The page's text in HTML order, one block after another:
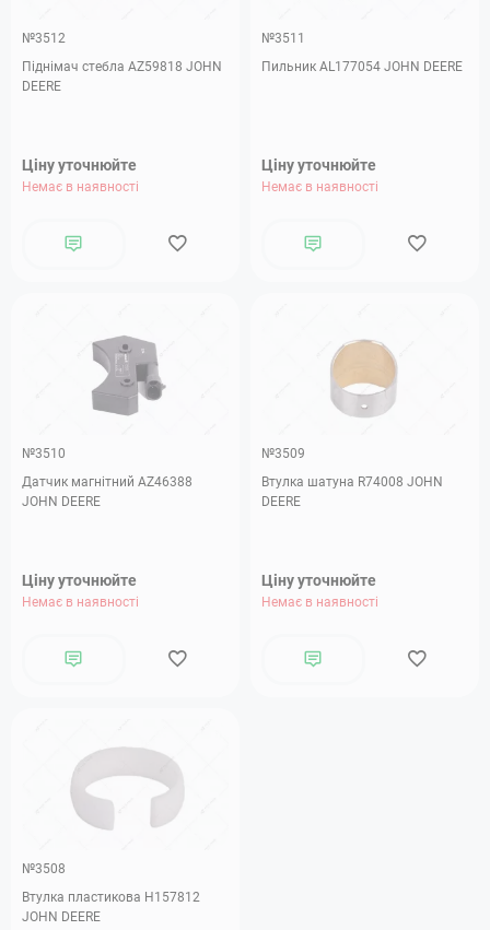
№3512
Піднімач стебла AZ59818 JOHN
DEERE
Ціну уточнюйте
Немає в наявності
№3511
Пильник AL177054 JOHN DEERE
Ціну уточнюйте
Немає в наявності
№3510
Датчик магнітний AZ46388
JOHN DEERE
Ціну уточнюйте
Немає в наявності
№3509
Втулка шатуна R74008 JOHN
DEERE
Ціну уточнюйте
Немає в наявності
№3508
Втулка пластикова H157812
JOHN DEERE